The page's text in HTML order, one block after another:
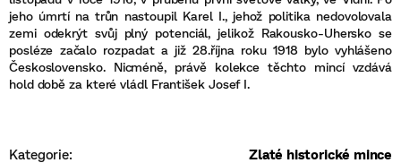
jeho úmrtí na trůn nastoupil Karel I., jehož politika nedovolovala
zemi odekrýt svůj plný potenciál, jelikož Rakousko-Uhersko se
posléze začalo rozpadat a již 28.října roku 1918 bylo vyhlášeno
Československo. Nicméně, právě kolekce těchto mincí vzdává
hold době za které vládl František Josef I.
Kategorie: Zlaté historické mince